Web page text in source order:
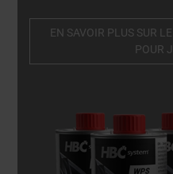
teintes spécifiques aux
répondre à une grande
modèles de véhicules,
EN SAVOIR PLUS SUR
POUR